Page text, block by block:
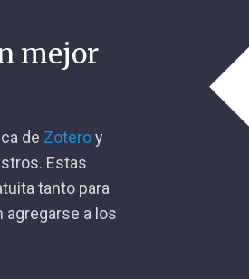
mejor
de Zoteroy
Estas
tanto para
a los